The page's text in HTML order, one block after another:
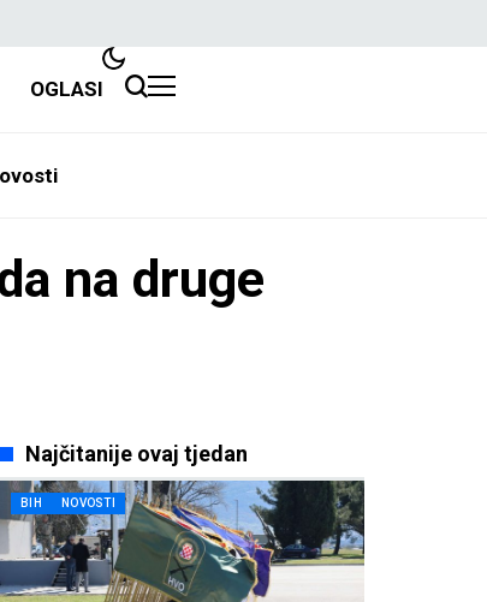
OGLASI
na druge
Najčitanije ovaj tjedan
BIH NOVOSTI